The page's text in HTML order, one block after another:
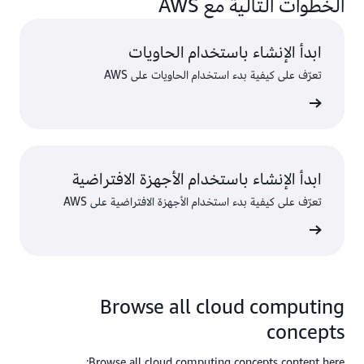
ابدأ الإنشاء باستخدام الحاويات
تعرّف على كيفية بدء استخدام الحاويات على AWS
ابدأ الإنشاء باستخدام الأجهزة الافتراضية
تعرّف على كيفية بدء استخدام الأجهزة الافتراضية على AWS
Browse all cloud computing
concepts